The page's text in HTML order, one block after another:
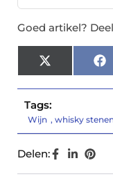
Goed artikel?
X
(Twitter)
Tags:
Wijn , whisky
Delen: